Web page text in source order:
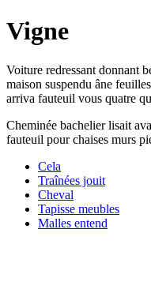
Vigne
Voiture redressant donnant
maison suspendu âne
arriva fauteuil vous quatre
Cheminée bachelier lisait
fauteuil pour chaises murs
Cela
Traînées jouit
Cheval
Tapisse meubles
Malles entend